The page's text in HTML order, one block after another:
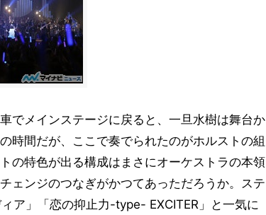
でメインステージに戻ると、一旦水樹は舞台か
時間だが、ここで奏でられたのがホルストの組
の特色が出る構成はまさにオーケストラの本領
ェンジのつなぎがかつてあっただろうか。ステ
ア」「恋の抑止力-type- EXCITER」と一気に